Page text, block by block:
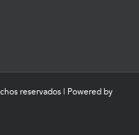
reservados | Powered by